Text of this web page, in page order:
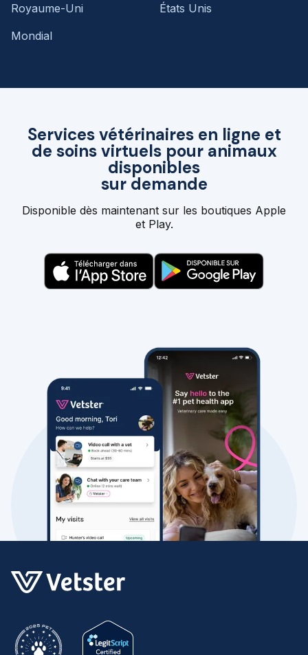
Services vétérinaires en ligne et
de soins virtuels pour animaux
disponibles
sur demande
Disponible dès maintenant sur les boutiques Apple
et Play.
Royaume-Uni
États Unis
Mondial